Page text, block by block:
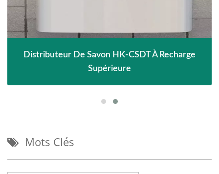
Distributeur De Savon HK-CSDT À Recharge
Supérieure
Mots Clés